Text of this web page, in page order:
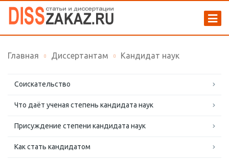
Главная Диссертантам Кандидат наук
Соискательство
Что даёт ученая степень кандидата наук
Присуждение степени кандидата наук
Как стать кандидатом